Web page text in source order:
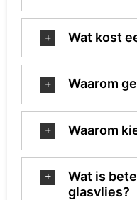
Wat kost
Waarom
Waarom
Wat is
glasvlies?